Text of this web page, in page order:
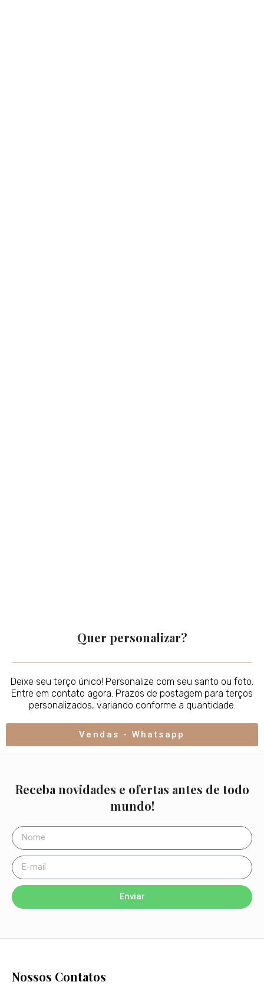
Quer personalizar?
Deixe seu terço único! Personalize com seu santo ou foto.
Entre em contato agora. Prazos de postagem para terços
personalizados, variando conforme a quantidade.
Vendas - Whatsapp
Receba novidades e ofertas antes de todo
mundo!
Enviar
Nossos Contatos